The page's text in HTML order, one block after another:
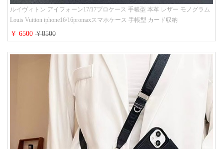
ルイヴィトン アイフォーン17/17プロケース 手帳型 本革 レザー モノグラム
Louis Vuitton iphone16/16promaxスマホケース 手帳型 カード収納
iphone15/14/13ケース ビジネス風 GUCCI galaxy s26/s25/s24ケース 手帳型 大
人 可愛い
￥ 6500￥8500